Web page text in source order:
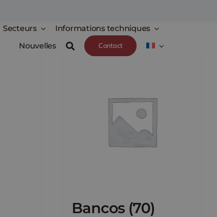
Secteurs
Informations techniques
Nouvelles
Contact
Bancos (70)